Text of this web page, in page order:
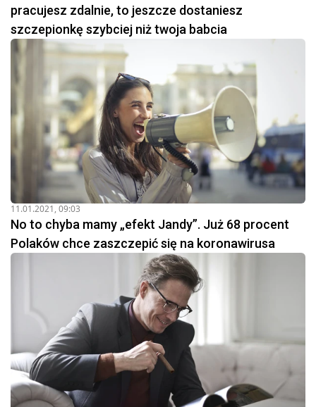
pracujesz zdalnie, to jeszcze dostaniesz
szczepionkę szybciej niż twoja babcia
11.01.2021, 09:03
No to chyba mamy „efekt Jandy”. Już 68 procent
Polaków chce zaszczepić się na koronawirusa